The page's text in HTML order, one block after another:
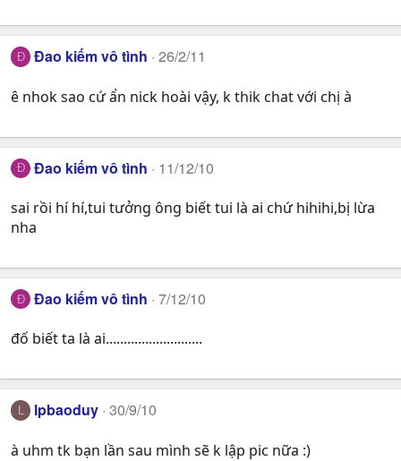
Đ Đao kiếm vô tình 26/2/11
ê nhok sao cứ ẩn nick hoài vậy, k thik chat với chị à
Đ Đao kiếm vô tình 11/12/10
sai rồi hí hí,tui tưởng ông biết tui là ai chứ hihihi,bị lừa
nha
Đ Đao kiếm vô tình 7/12/10
đố biết ta là ai...........................
L lpbaoduy 30/9/10
à uhm tk bạn lần sau mình sẽ k lập pic nữa :)